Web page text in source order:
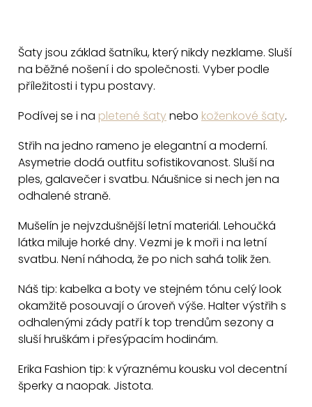
l
á
a
í
p
r
k
y
v
p
i
s
Šaty jsou základ šatníku, který nikdy nezklame. Sluší
na běžné nošení i do společnosti. Vyber podle
příležitosti i typu postavy.
Podívej se i na pletené šatynebo koženkové šaty.
Střih na jedno rameno je elegantní a moderní.
Asymetrie dodá outfitu sofistikovanost. Sluší na
ples, galavečer i svatbu. Náušnice si nech jen na
odhalené straně.
Mušelín je nejvzdušnější letní materiál. Lehoučká
látka miluje horké dny. Vezmi je k moři i na letní
svatbu. Není náhoda, že po nich sahá tolik žen.
Náš tip: kabelka a boty ve stejném tónu celý look
okamžitě posouvají o úroveň výše. Halter výstřih s
odhalenými zády patří k top trendům sezony a
sluší hruškám i přesýpacím hodinám.
Erika Fashion tip: k výraznému kousku vol decentní
šperky a naopak. Jistota.